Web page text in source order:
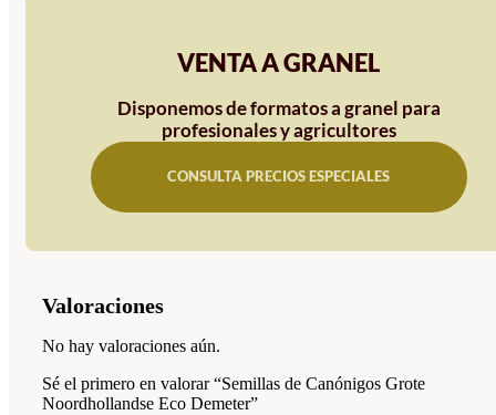
VENTA A GRANEL
Disponemos de formatos a granel para
profesionales y agricultores
CONSULTA PRECIOS ESPECIALES
Valoraciones
No hay valoraciones aún.
Sé el primero en valorar “Semillas de Canónigos Grote
Noordhollandse Eco Demeter”